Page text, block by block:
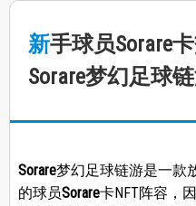
新手球员Sorare卡交易指南，详解
Sorare梦幻足球
Sorare梦幻足球链游是一款
的球员Sorare卡NFT阵容，